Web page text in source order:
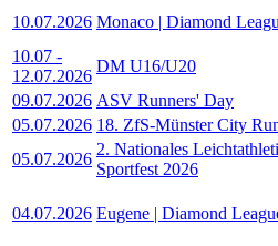
10.07.2026 Monaco | Diamond
10.07 -
12.07.2026
DM U16/U20
09.07.2026 ASV Runners' Day
05.07.2026 18. ZfS-Münster City
05.07.2026
2. Nationales
Sportfest 2026
04.07.2026 Eugene | Diamond